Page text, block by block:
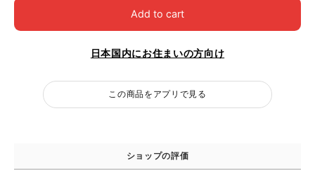
Add to cart
日本国内にお住まいの方向け
この商品をアプリで見る
ショップの評価